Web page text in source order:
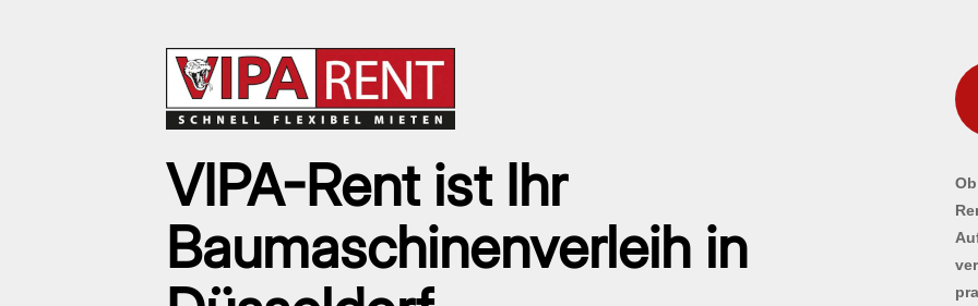
VIPA-Rent ist Ihr
Baumaschinenverleih in